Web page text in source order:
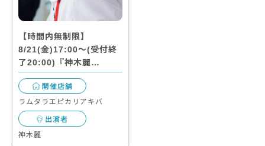
【時間内無制限】
8/21(金)17:00～(受付終
了20:00)『神木麗…
開催店舗
ラムタラエピカリアキバ
出演者
神木麗